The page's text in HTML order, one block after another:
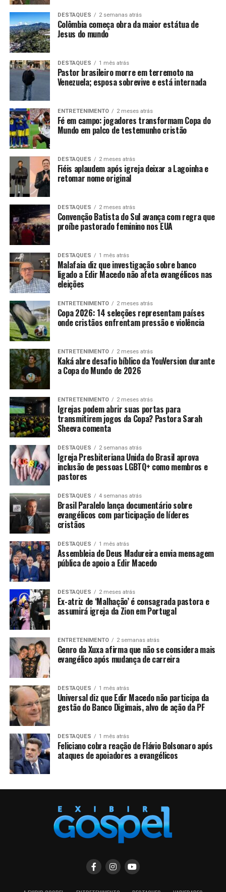
DESTAQUES 2 semanas atrás
Colômbia começa obra da maior estátua de
Jesus do mundo
DESTAQUES 1 mês atrás
Pastor brasileiro morre em terremoto na
Venezuela; esposa sobrevive e está internada
ENTRETENIMENTO 2 meses atrás
Fé em campo: jogadores transformam Copa do
Mundo em palco de testemunho cristão
DESTAQUES 2 meses atrás
Fiéis aplaudem após igreja deixar a Lagoinha e
retomar nome original
DESTAQUES 2 meses atrás
Convenção Batista do Sul avança com regra que
proíbe pastorado feminino nos EUA
DESTAQUES 1 mês atrás
Malafaia diz que investigação sobre banco
ligado a Edir Macedo não afeta evangélicos nas
eleições
ENTRETENIMENTO 2 meses atrás
Copa 2026: 14 seleções representam países
onde cristãos enfrentam pressão e violência
ENTRETENIMENTO 2 meses atrás
Kaká abre desafio bíblico da YouVersion durante
a Copa do Mundo de 2026
ENTRETENIMENTO 2 meses atrás
Igrejas podem abrir suas portas para
transmitirem jogos da Copa? Pastora Sarah
Sheeva comenta
DESTAQUES 2 semanas atrás
Igreja Presbiteriana Unida do Brasil aprova
inclusão de pessoas LGBTQ+ como membros e
pastores
DESTAQUES 4 semanas atrás
Brasil Paralelo lança documentário sobre
evangélicos com participação de líderes
cristãos
DESTAQUES 1 mês atrás
Assembleia de Deus Madureira envia mensagem
pública de apoio a Edir Macedo
DESTAQUES 2 meses atrás
Ex-atriz de ‘Malhação’ é consagrada pastora e
assumirá igreja da Zion em Portugal
ENTRETENIMENTO 2 semanas atrás
Genro da Xuxa afirma que não se considera mais
evangélico após mudança de carreira
DESTAQUES 1 mês atrás
Universal diz que Edir Macedo não participa da
gestão do Banco Digimais, alvo de ação da PF
DESTAQUES 1 mês atrás
Feliciano cobra reação de Flávio Bolsonaro após
ataques de apoiadores a evangélicos